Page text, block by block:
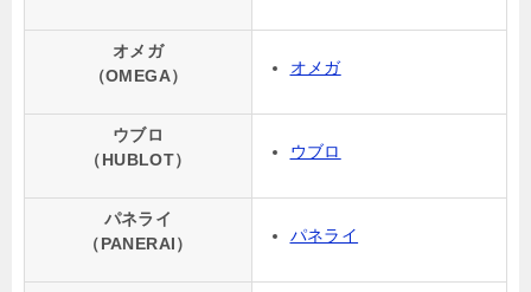
オメガ
（OMEGA）
オメガ
ウブロ
（HUBLOT）
ウブロ
パネライ
（PANERAI）
パネライ